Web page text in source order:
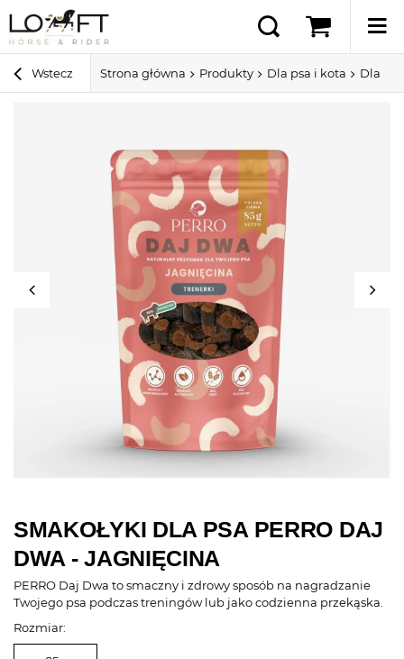
Wstecz Strona główna Produkty Dla psa i kota Dla
SMAKOŁYKI DLA PSA PERRO DAJ
DWA - JAGNIĘCINA
PERRO Daj Dwa to smaczny i zdrowy sposób na nagradzanie
Twojego psa podczas treningów lub jako codzienna przekąska.
Rozmiar: